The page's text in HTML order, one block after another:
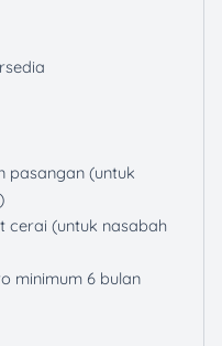
pasangan (untuk
cerai (untuk nasabah
minimum 6 bulan